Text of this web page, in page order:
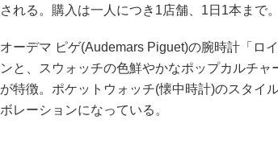
される。購入は一人につき1店舗、1日1本まで。
オーデマ ピゲ(Audemars Piguet)の腕時計「ロ
ンと、スウォッチの色鮮やかなポップカルチ
が特徴。ポケットウォッチ(懐中時計)のスタイ
ボレーションになっている。